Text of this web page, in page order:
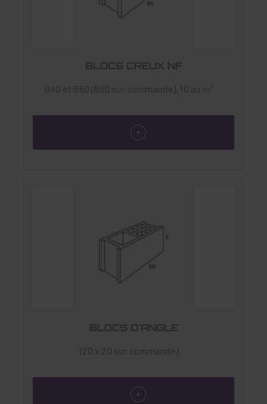
BLOCS CREUX NF
B40 et B60 (B80 sur commande), 10 au m²
BLOCS D'ANGLE
(20 x 20 sur commande)